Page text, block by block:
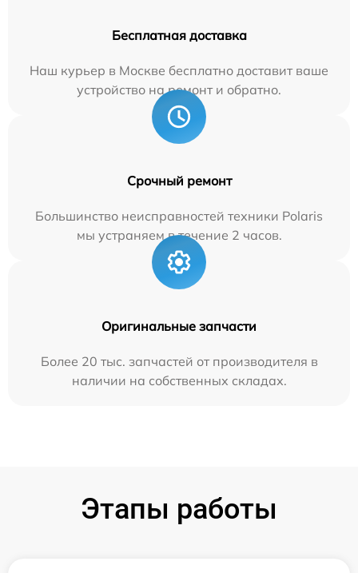
Бесплатная доставка
Наш курьер в Москве бесплатно доставит ваше
устройство на ремонт и обратно.
Срочный ремонт
Большинство неисправностей техники Polaris
мы устраняем в течение 2 часов.
Оригинальные запчасти
Более 20 тыс. запчастей от производителя в
наличии на собственных складах.
Этапы работы